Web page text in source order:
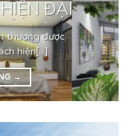
ĐẠI
thượng được
hiện[...]
→